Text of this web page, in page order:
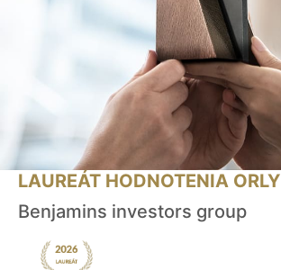
LAUREÁT HODNOTENIA ORLY
Benjamins investors group